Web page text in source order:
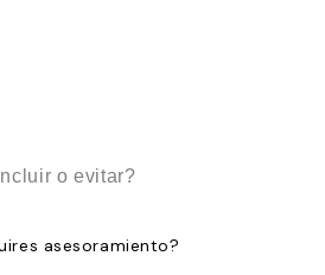
asesoramiento?